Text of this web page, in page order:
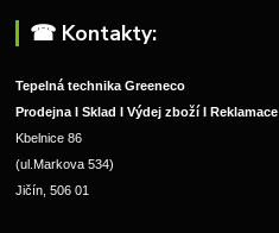
☎︎ Kontakty:
Tepelná technika Greeneco
Prodejna I Sklad I Výdej zboží I Reklamace
Kbelnice 86
(ul.Markova 534)
Jičín, 506 01